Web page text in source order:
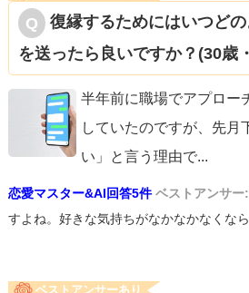
復縁するためにはいつど
を送ったら良いですか？(30歳
半年前に職場でアプロー
していたのですが、先月
い」と言う理由で...
恋愛マスター&AI回答5件 ベストアンサー:
すよね。好きな気持ちがなかなかなくな
ベストアンサーあり